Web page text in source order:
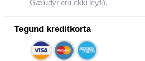
Gæludýr eru ekki leyfð.
Tegund kreditkorta